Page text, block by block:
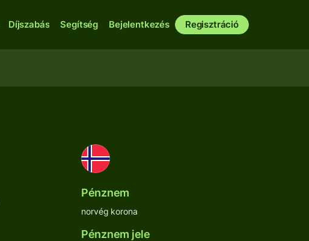
Díjszabás Segítség Bejelentkezés Regisztráció
Pénznem
norvég korona
Pénznem jele